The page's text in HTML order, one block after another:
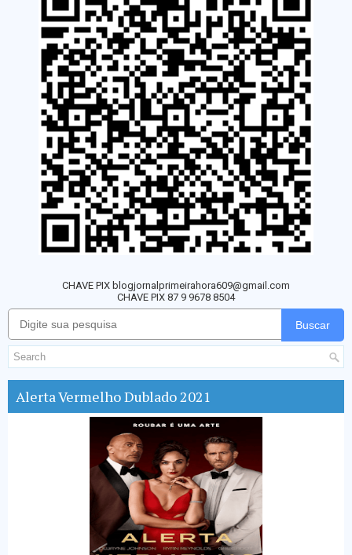
CHAVE PIX blogjornalprimeirahora609@gmail.com
CHAVE PIX 87 9 9678 8504
Buscar
Alerta Vermelho Dublado 2021